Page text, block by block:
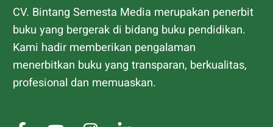
CV. Bintang Semesta Media merupakan penerbit
buku yang bergerak di bidang buku pendidikan.
Kami hadir memberikan pengalaman
menerbitkan buku yang transparan, berkualitas,
profesional dan memuaskan.